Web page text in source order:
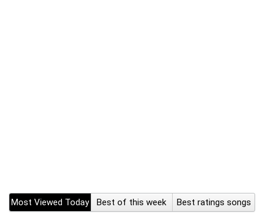
Most Viewed Today Best of this week
Best ratings songs